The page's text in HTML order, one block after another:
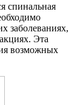
спинальная
заболеваниях,
Эта
возможных